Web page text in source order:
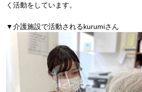
く活動をしています。
▼介護施設で活動されるkurumiさん